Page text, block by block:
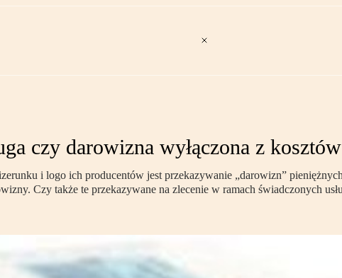
czy darowizna wyłączona z kosztów
i logo ich producentów jest przekazywanie „darowizn”
Czy także te przekazywane na zlecenie w ramach świadczonych